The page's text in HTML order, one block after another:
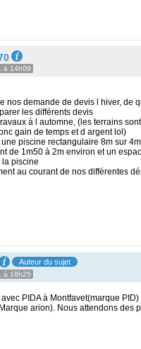
à 14h09
nos demande de devis l hiver, de
les différents devis
à l automne, (les terrains
gain de temps et d argent lol)
piscine rectangulaire 8m sur
de 1m50 à 2m environ et un
piscine
au courant de nos différentes
Auteur du sujet
à 18h25
PIDA à Montfavet(marque PID)
arion). Nous attendons des